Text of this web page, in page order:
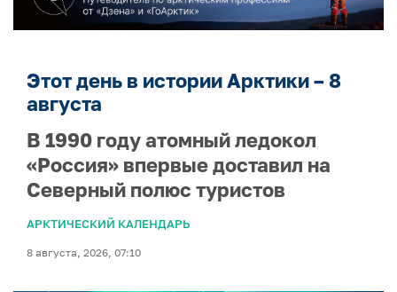
Этот день в истории Арктики – 8
августа
В 1990 году атомный ледокол
«Россия» впервые доставил на
Северный полюс туристов
АРКТИЧЕСКИЙ КАЛЕНДАРЬ
8 августа, 2026, 07:10